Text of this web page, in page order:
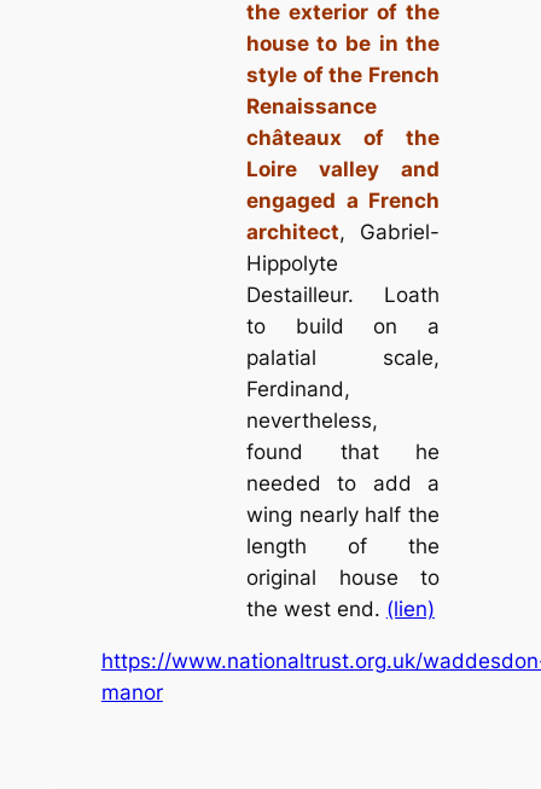
the exterior of the
house to be in the
style of the French
Renaissance
châteaux of the
Loire valley and
engaged a French
architect, Gabriel-
Hippolyte
Destailleur. Loath
to build on a
palatial scale,
Ferdinand,
nevertheless,
found that he
needed to add a
wing nearly half the
length of the
original house to
the west end. (lien)
https://www.nationaltrust.org.uk/
manor